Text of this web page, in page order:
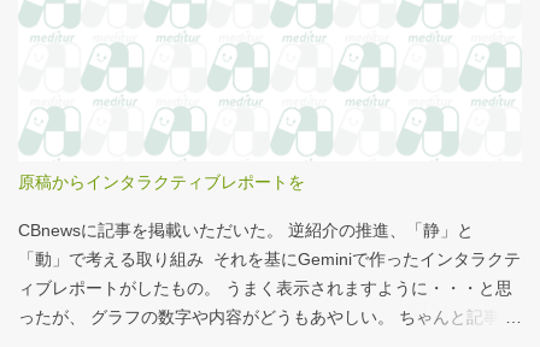
せいもあるのではないかと。 シナモンロール 556kcal 出所：
http://www.starbucks.co.jp/allergy/pdf/allergen-food.pdf 調べてビ
ビった。これはまずい。下手な食事以上のカロリーだ。 この
556kcalがどのくらいヤバイのか、スターバックス以上に良く行く
マクドナルドで考えてみる。（ちなみにマクドナルドは食事目的
とカロリーがほぼ同じもの（530kcal～580kcal）を次のマクドナ
ルド商品から２つ選んでください ハンバーガー ビッグマック ダブ
ルクォーターパウンダー・チーズ フィレオフィッシュ てりやきマ
ックバーガー マックフライポテト（S) マックフライポテト（M)
マックフライポテト（L) 正解は続きで。
原稿からインタラクティブレポートを
CBnewsに記事を掲載いただいた。 逆紹介の推進、「静」と
「動」で考える取り組み それを基にGeminiで作ったインタラクテ
ィブレポートがしたもの。 うまく表示されますように・・・と思
ったが、 グラフの数字や内容がどうもあやしい。 ちゃんと記事を